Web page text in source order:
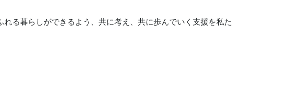
る暮らしができるよう、共に考え、共に歩んでいく支援を私た